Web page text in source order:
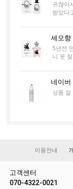
귀챦아
받았다
세모향
5년전
니 못
네이버
상품 잘
끔하고
싸구려
이용안내
고객센터
070-4322-0021